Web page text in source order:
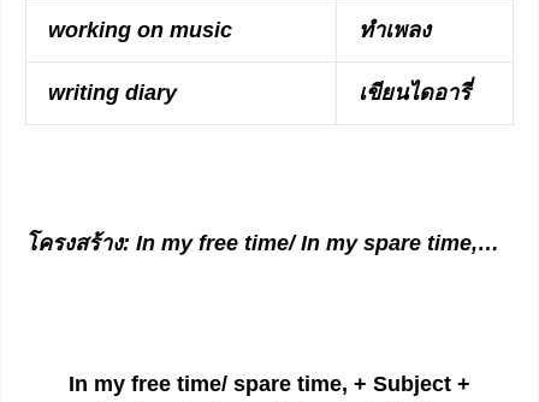
working on music ทำเพลง
writing diary เขียนไดอารี่
โครงสร้าง: In my free time/ In my spare time,…
In my free time/ spare time, + Subject +